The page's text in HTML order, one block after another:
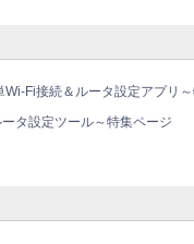
Wi-Fi接続＆ルータ設定アプリ
タ設定ツール～特集ページ